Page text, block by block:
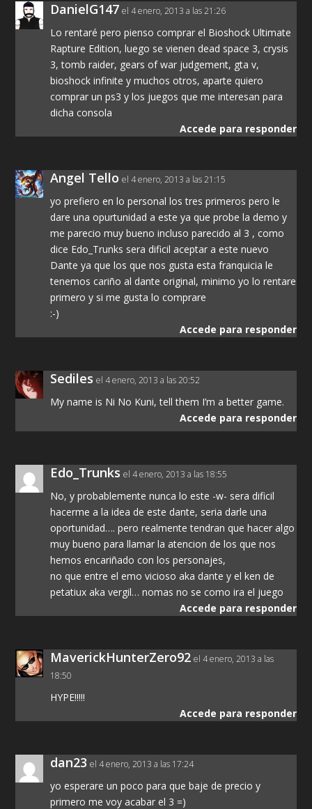
DanielG147 el 4 enero, 2013 a las 21:26
Lo rentaré pero pienso comprar el Bioshock Ultimate
Rapture Edition, luego se vienen dead space 3, crysis
3, tomb raider, gears of war judgement, gta v,
bioshock infinite y muchos otros, aparte quiero
comprar un ps3 y los juegos que me interesan para
dicha consola
Accede para responder
Angel Tello el 4 enero, 2013 a las 21:15
yo prefiero en lo personal los tres primeros pero le
dare una opurtunidad a este ya que probe la demo y
me parecio muy bueno incluso parecido al 3 , como
dice Edo_Trunks sera dificil aceptar a este nuevo
Dante ya que los que nos gusta esta franquicia le
tenemos cariño al dante original, minimo yo lo rentare
primero y si me gusta lo comprare
:-)
Accede para responder
Sediles el 4 enero, 2013 a las 20:52
My name is Ni No Kuni, tell them I’m a better game.
Accede para responder
Edo_Trunks el 4 enero, 2013 a las 18:55
No, y probablemente nunca lo este -w- sera dificil
hacerme a la idea de este dante, seria darle una
oportunidad…. pero realmente tendran que hacer algo
muy bueno para llamar la atencion de los que nos
hemos encariñado con los personajes,
no que entre el emo vicioso aka dante y el ken de
petatiux aka vergil… nomas no se como ira el juego
Accede para responder
MaverickHunterZero92 el 4 enero, 2013 a las
18:50
HYPE!!!!!
Accede para responder
dan23 el 4 enero, 2013 a las 17:24
yo esperare un poco para que baje de precio y
primero me voy acabar el 3 =)